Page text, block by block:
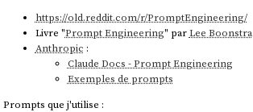
https://old.reddit.com/r/PromptEngineering/
Livre "Prompt Engineering" parLee Boonstra
Anthropic :
Claude Docs - Prompt Engineering
Exemples de prompts
Prompts que j'utilise :